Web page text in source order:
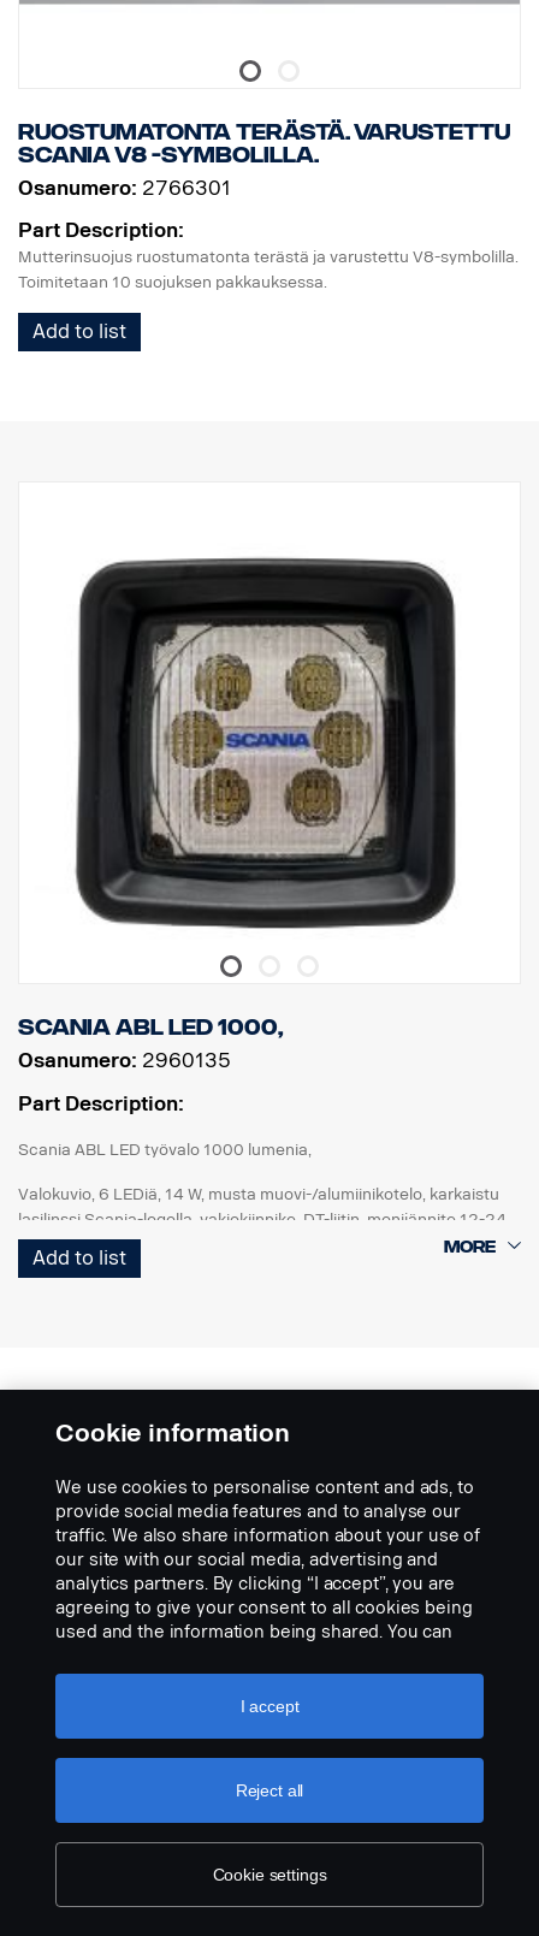
Ruostumatonta terästä. Varustettu
Scania V8 -symbolilla.
Osanumero: 2766301
Part Description:
Mutterinsuojus ruostumatonta terästä ja varustettu V8-symbolilla.
Toimitetaan 10 suojuksen pakkauksessa.
Add to list
Scania ABL LED 1000,
Osanumero: 2960135
Part Description:
Scania ABL LED työvalo 1000 lumenia,
Valokuvio, 6 LEDiä, 14 W, musta muovi-/alumiinikotelo, karkaistu
lasilinssi Scania-logolla, vakiokiinnike, DT-liitin, monijännite 12-24
V, käänteisen polaarisuuden suojaus, IP68-IP69K. ECE R10, ECE
R23 (peruutus), ADR-hyväksyntä.
Add to list
Cookie information
We use cookies to personalise content and ads, to
provide social media features and to analyse our
traffic. We also share information about your use of
our site with our social media, advertising and
analytics partners. By clicking “I accept”, you are
agreeing to give your consent to all cookies being
used and the information being shared. You can
settings” and selecting the categories you’d like to
accept. For a more detailed explanation of how we
Cookie settings
Reject all
I accept